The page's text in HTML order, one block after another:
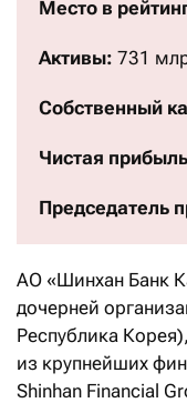
Место в
Активы: 731
Собственный
Чистая
Председатель
АО «Шинхан Банк
дочерней
Республика
из крупнейших
Shinhan Financial